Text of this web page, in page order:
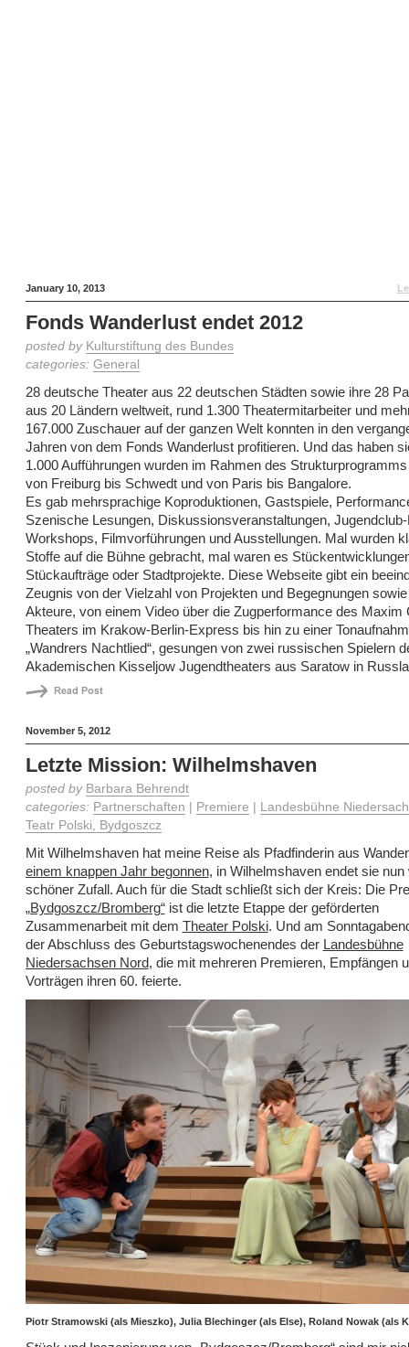
January 10, 2013
Fonds Wanderlust endet 2012
posted by Kulturstiftung des Bundes
categories: General
28 deutsche Theater aus 22 deutschen Städten sowie ihre 28
aus 20 Ländern weltweit, rund 1.300 Theatermitarbeiter und
167.000 Zuschauer auf der ganzen Welt konnten in den
Jahren von dem Fonds Wanderlust profitieren. Und das haben
1.000 Aufführungen wurden im Rahmen des
von Freiburg bis Schwedt und von Paris bis Bangalore.
Es gab mehrsprachige Koproduktionen, Gastspiele,
Szenische Lesungen, Diskussionsveranstaltungen,
Workshops, Filmvorführungen und Ausstellungen. Mal wurden
Stoffe auf die Bühne gebracht, mal waren es
Stückaufträge oder Stadtprojekte. Diese Webseite gibt ein
Zeugnis von der Vielzahl von Projekten und Begegnungen
Akteure, von einem Video über die Zugperformance des Maxim
Theaters im Krakow-Berlin-Express bis hin zu einer
„Wandrers Nachtlied“, gesungen von zwei russischen Spielern
Akademischen Kisseljow Jugendtheaters aus Saratow in
November 5, 2012
Letzte Mission: Wilhelmshaven
posted by Barbara Behrendt
categories: Partnerschaften Premiere
Landesbühne
Teatr Polski, Bydgoszcz
Mit Wilhelmshaven hat meine Reise als Pfadfinderin aus
einem knappen Jahr begonnen, in Wilhelmshaven endet sie nun
schöner Zufall. Auch für die Stadt schließt sich der Kreis: Die
„Bydgoszcz/Bromberg“ist die letzte Etappe der geförderten
Zusammenarbeit mit dem Theater Polski. Und am
der Abschluss des Geburtstagswochenendes der Landesbühne
Niedersachsen Nord, die mit mehreren Premieren, Empfängen
Vorträgen ihren 60. feierte.
Piotr Stramowski (als Mieszko), Julia Blechinger (als Else), Roland Nowak (als